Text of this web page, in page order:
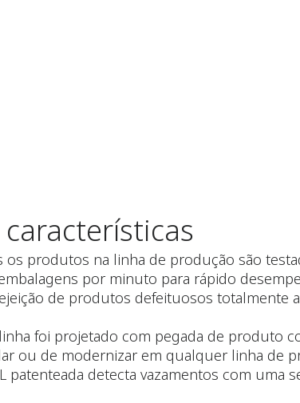
os produtos na linha de produção são
por minuto para rápido
de produtos defeituosos totalmente
foi projetado com pegada de produto
ou de modernizar em qualquer linha de
patenteada detecta vazamentos com